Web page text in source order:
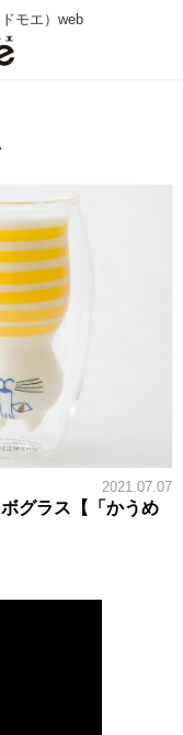
モエ）web
2021.07.07
グラス【「かうめ